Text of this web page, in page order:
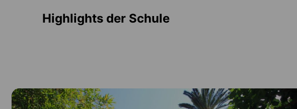
Highlights der Schule